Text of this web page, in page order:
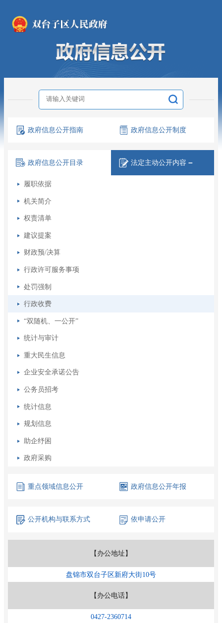
政府信息公开指南 政府信息公开制度
政府信息公开目录 法定主动公开内容 －
履职依据
机关简介
权责清单
建议提案
财政预/决算
行政许可服务事项
处罚强制
行政收费
“双随机、一公开”
统计与审计
重大民生信息
企业安全承诺公告
公务员招考
统计信息
规划信息
助企纾困
政府采购
重点领域信息公开 政府信息公开年报
公开机构与联系方式 依申请公开
【办公地址】
盘锦市双台子区新府大街10号
【办公电话】
0427-2360714